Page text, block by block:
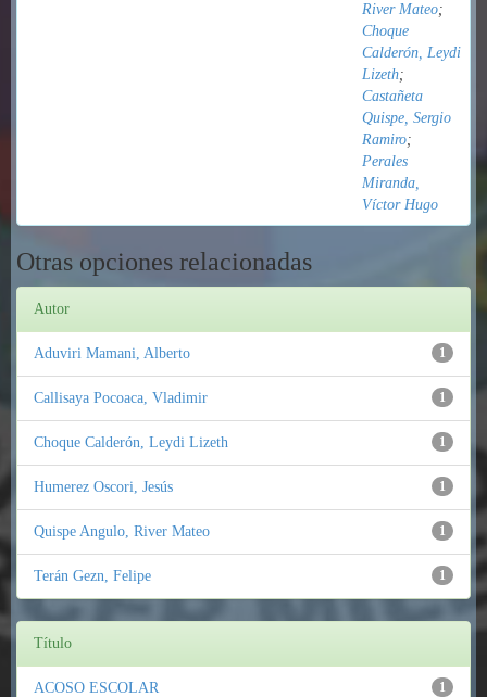
River Mateo;
Choque
Calderón, Leydi
Lizeth;
Castañeta
Quispe, Sergio
Ramiro;
Perales
Miranda,
Víctor Hugo
Otras opciones relacionadas
Autor
1
Aduviri Mamani, Alberto
1
Callisaya Pocoaca, Vladimir
1
Choque Calderón, Leydi Lizeth
1
Humerez Oscori, Jesús
1
Quispe Angulo, River Mateo
1
Terán Gezn, Felipe
Título
1
ACOSO ESCOLAR